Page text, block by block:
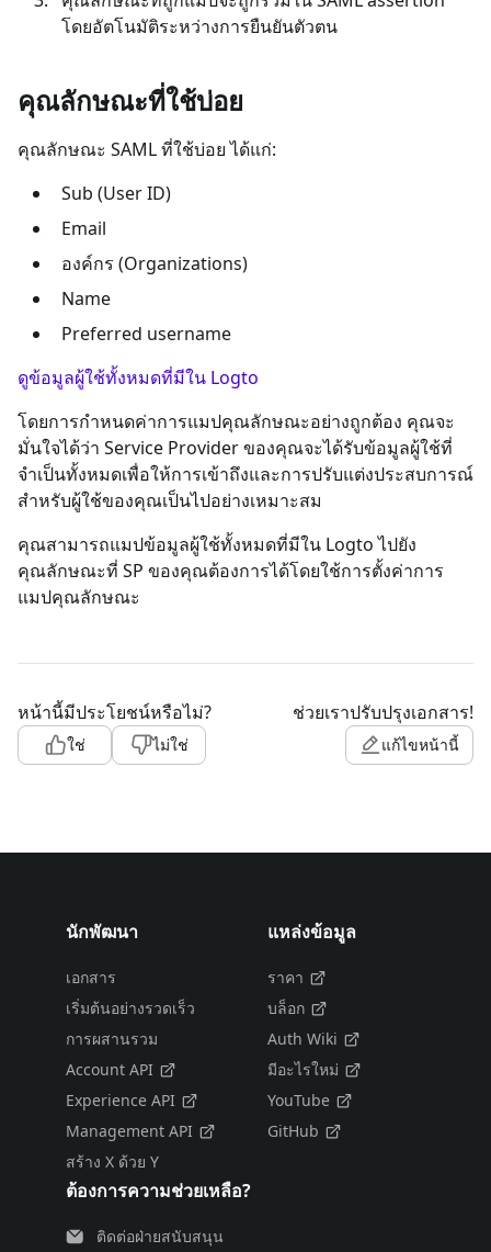
โดยอัตโนมัติระหว่างการยืนยันตัวตน
คุณลักษณะที่ใช้บ่อย
คุณลักษณะ SAML ที่ใช้บ่อย ได้แก่:
Sub (User ID)
Email
องค์กร (Organizations)
Name
Preferred username
ดูข้อมูลผู้ใช้ทั้งหมดที่มีใน Logto
โดยการกำหนดค่าการแมปคุณลักษณะอย่างถูกต้อง คุณจะ
มั่นใจได้ว่า Service Provider ของคุณจะได้รับข้อมูลผู้ใช้ที่
จำเป็นทั้งหมดเพื่อให้การเข้าถึงและการปรับแต่งประสบการณ์
สำหรับผู้ใช้ของคุณเป็นไปอย่างเหมาะสม
คุณสามารถแมปข้อมูลผู้ใช้ทั้งหมดที่มีใน Logto ไปยัง
คุณลักษณะที่ SP ของคุณต้องการได้โดยใช้การตั้งค่าการ
แมปคุณลักษณะ
หน้านี้มีประโยชน์หรือไม่?
ใช่ ไม่ใช่
ช่วยเราปรับปรุงเอกสาร!
แก้ไขหน้านี้
นักพัฒนา
เอกสาร
เริ่มต้นอย่างรวดเร็ว
การผสานรวม
Account API
Experience API
Management API
สร้าง X ด้วย Y
แหล่งข้อมูล
ราคา
บล็อก
Auth Wiki
มีอะไรใหม่
YouTube
GitHub
ต้องการความช่วยเหลือ?
ติดต่อฝ่ายสนับสนุน